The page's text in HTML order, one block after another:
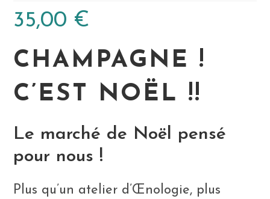
35,00 €
CHAMPAGNE !
C’EST NOËL !!
Le marché de Noël pensé
pour nous !
Plus qu’un atelier d’Œnologie, plus